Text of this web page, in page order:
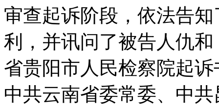
审查起诉阶段，依法告
利，并讯问了被告人仇
省贵阳市人民检察院起
中共云南省委常委、中